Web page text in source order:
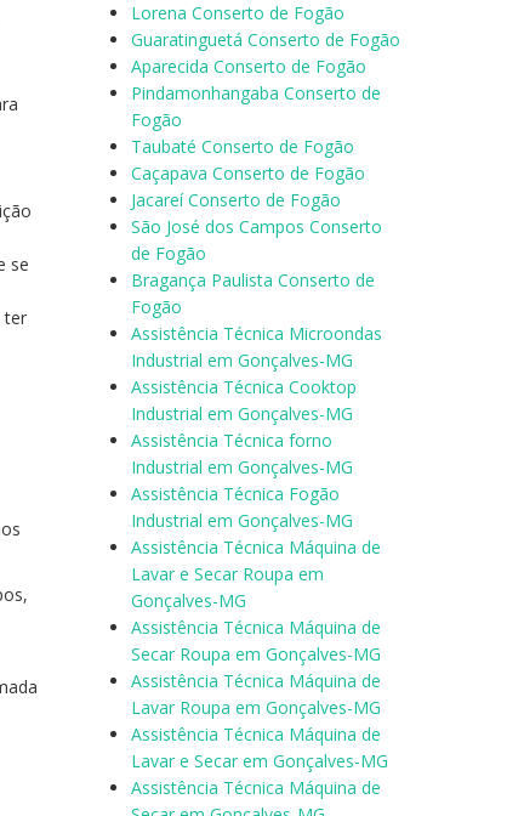
se
ter
Lorena Conserto de Fogão
Guaratinguetá Conserto de Fogão
Aparecida Conserto de Fogão
Pindamonhangaba Conserto de
Fogão
Taubaté Conserto de Fogão
Caçapava Conserto de Fogão
Jacareí Conserto de Fogão
São José dos Campos Conserto
de Fogão
Bragança Paulista Conserto de
Fogão
Assistência Técnica Microondas
Industrial em Gonçalves-MG
Assistência Técnica Cooktop
Industrial em Gonçalves-MG
Assistência Técnica forno
Industrial em Gonçalves-MG
Assistência Técnica Fogão
Industrial em Gonçalves-MG
Assistência Técnica Máquina de
Lavar e Secar Roupa em
Gonçalves-MG
Assistência Técnica Máquina de
Secar Roupa em Gonçalves-MG
Assistência Técnica Máquina de
Lavar Roupa em Gonçalves-MG
Assistência Técnica Máquina de
Lavar e Secar em Gonçalves-MG
Assistência Técnica Máquina de